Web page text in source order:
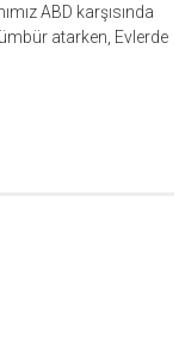
ABD karşısında
atarken, Evlerde